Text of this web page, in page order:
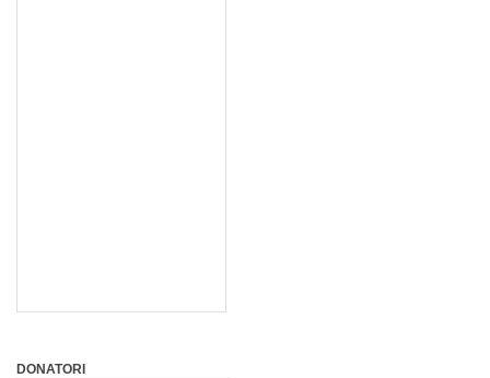
DONATORI